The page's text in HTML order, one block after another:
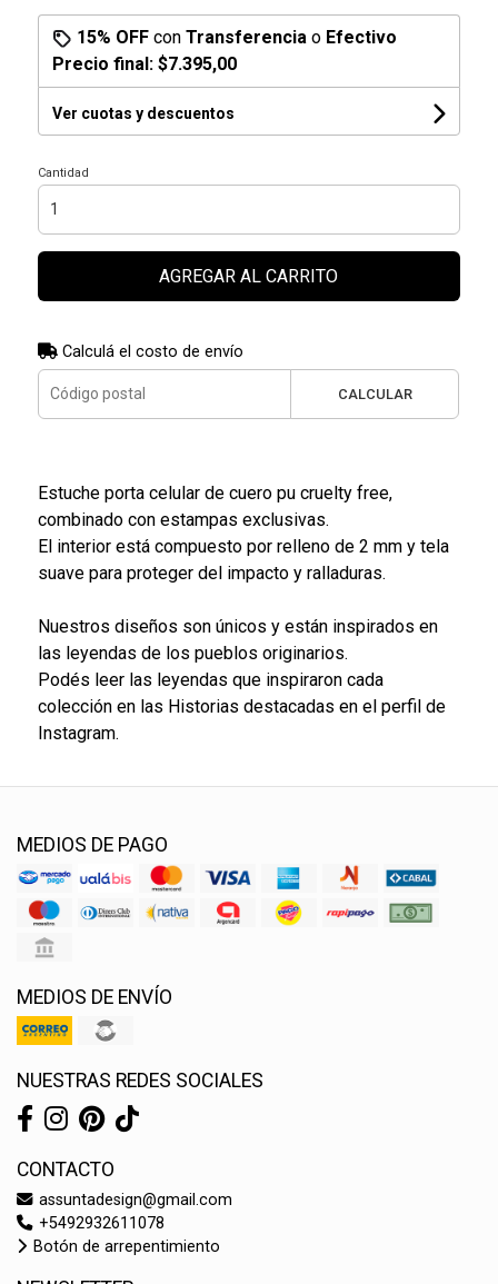
15% OFFcon Transferencia o Efectivo
Precio final: $7.395,00
Ver cuotas y descuentos
Cantidad
AGREGAR AL CARRITO
Calculá el costo de envío
CALCULAR
Estuche porta celular de cuero pu cruelty free,
combinado con estampas exclusivas.
El interior está compuesto por relleno de 2 mm y tela
suave para proteger del impacto y ralladuras.
Nuestros diseños son únicos y están inspirados en
las leyendas de los pueblos originarios.
Podés leer las leyendas que inspiraron cada
colección en las Historias destacadas en el perfil de
Instagram.
MEDIOS DE PAGO
MEDIOS DE ENVÍO
NUESTRAS REDES SOCIALES
CONTACTO
assuntadesign@gmail.com
+5492932611078
Botón de arrepentimiento